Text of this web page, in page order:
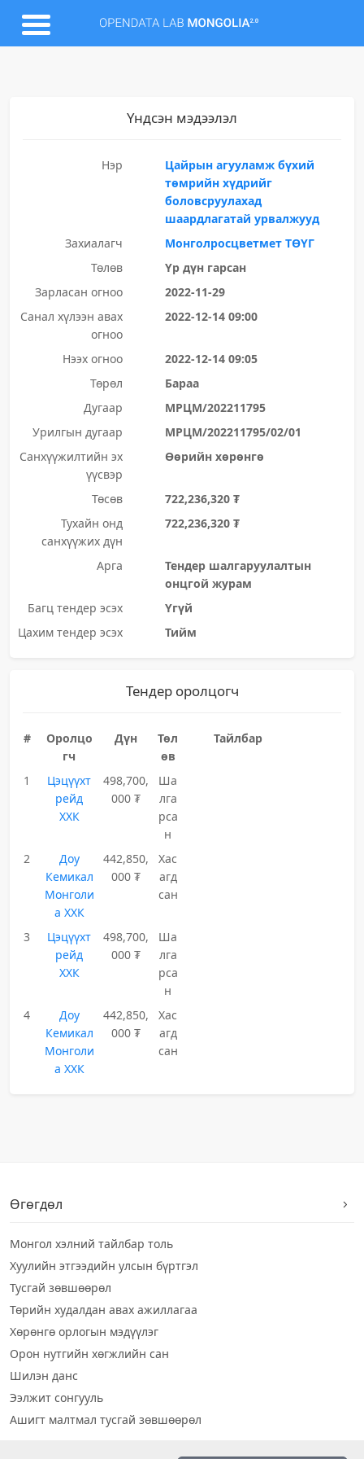
Үндсэн мэдээлэл
Нэр
Цайрын агууламж бүхий
төмрийн хүдрийг
боловсруулахад
шаардлагатай урвалжууд
Захиалагч
Монголросцветмет ТӨҮГ
Төлөв
Үр дүн гарсан
Зарласан огноо
2022-11-29
Санал хүлээн авах
огноо
2022-12-14 09:00
Нээх огноо
2022-12-14 09:05
Төрөл
Бараа
Дугаар
МРЦМ/202211795
Урилгын дугаар
МРЦМ/202211795/02/01
Санхүүжилтийн эх
үүсвэр
Өөрийн хөрөнгө
Төсөв
722,236,320 ₮
Тухайн онд
санхүүжих дүн
722,236,320 ₮
Арга
Тендер шалгаруулалтын
онцгой журам
Багц тендер эсэх
Үгүй
Цахим тендер эсэх
Тийм
Тендер оролцогч
#
Оролцо
гч
Дүн
Төл
өв
Тайлбар
1
Цэцүүхт
рейд
ХХК
498,700,
000 ₮
Ша
лга
рса
н
2
Доу
Кемикал
Монголи
а ХХК
442,850,
000 ₮
Хас
агд
сан
3
Цэцүүхт
рейд
ХХК
498,700,
000 ₮
Ша
лга
рса
н
4
Доу
Кемикал
Монголи
а ХХК
442,850,
000 ₮
Хас
агд
сан
Өгөгдөл
Монгол хэлний тайлбар толь
Хуулийн этгээдийн улсын бүртгэл
Тусгай зөвшөөрөл
Төрийн худалдан авах ажиллагаа
Хөрөнгө орлогын мэдүүлэг
Орон нутгийн хөгжлийн сан
Шилэн данс
Ээлжит сонгууль
Ашигт малтмал тусгай зөвшөөрөл